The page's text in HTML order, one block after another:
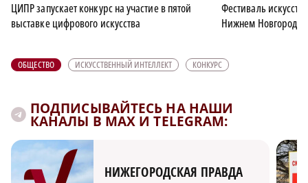
ЦИПР запускает конкурс на участие в пятой
выставке цифрового искусства
Фестиваль
Нижнем Новгороде
ОБЩЕСТВО ИСКУССТВЕННЫЙ ИНТЕЛЛЕКТ КОНКУРС
ПОДПИСЫВАЙТЕСЬ НА НАШИ
КАНАЛЫ В MAX И TELEGRAM:
НИЖЕГОРОДСКАЯ ПРАВДА